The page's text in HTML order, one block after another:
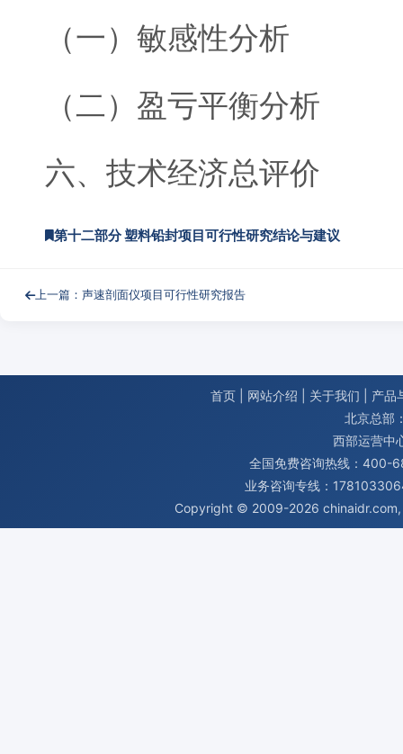
（一）敏感性分析
（二）盈亏平衡分析
六、技术经济总评价
第十二部分 塑料铅封项目可行性研究结论与建议
上一篇：声速剖面仪项目可行性研究报告
首页 网站介绍 关于我们
产品
北京总部
西部运营中
全国免费咨询热线：400-
业务咨询专线：
Copyright © 2009-2026 chinaidr.com